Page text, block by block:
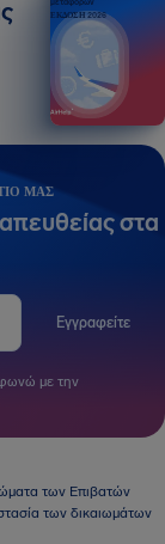
ΜΑΣ
στα
Εγγραφείτε
με την
ΕΚΔΟΣΗ 2026
των Επιβατών
των δικαιωμάτων